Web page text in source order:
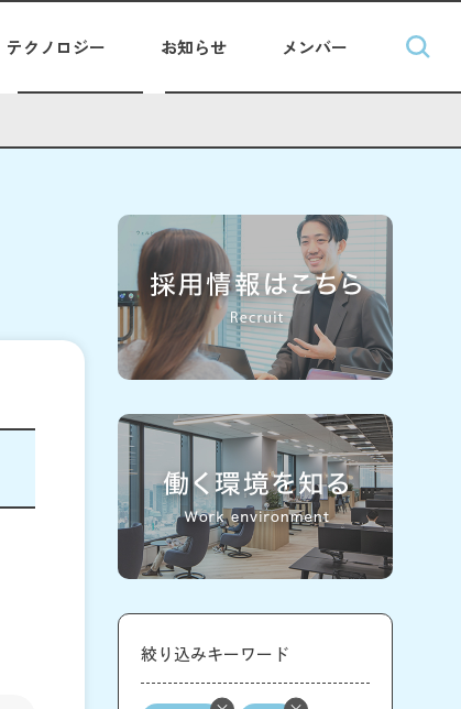
テクノロジー お知らせ メンバー
絞り込みキーワード